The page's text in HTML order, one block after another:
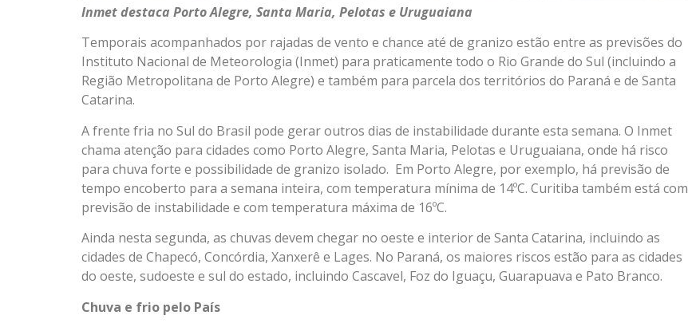
Inmet destaca Porto Alegre, Santa Maria, Pelotas e Uruguaiana
Temporais acompanhados por rajadas de vento e chance até de granizo estão entre as previsões do
Instituto Nacional de Meteorologia (Inmet) para praticamente todo o Rio Grande do Sul (incluindo a
Região Metropolitana de Porto Alegre) e também para parcela dos territórios do Paraná e de Santa
Catarina.
A frente fria no Sul do Brasil pode gerar outros dias de instabilidade durante esta semana. O Inmet
chama atenção para cidades como Porto Alegre, Santa Maria, Pelotas e Uruguaiana, onde há risco
para chuva forte e possibilidade de granizo isolado. Em Porto Alegre, por exemplo, há previsão de
tempo encoberto para a semana inteira, com temperatura mínima de 14ºC. Curitiba também está com
previsão de instabilidade e com temperatura máxima de 16ºC.
Ainda nesta segunda, as chuvas devem chegar no oeste e interior de Santa Catarina, incluindo as
cidades de Chapecó, Concórdia, Xanxerê e Lages. No Paraná, os maiores riscos estão para as cidades
do oeste, sudoeste e sul do estado, incluindo Cascavel, Foz do Iguaçu, Guarapuava e Pato Branco.
Chuva e frio pelo País